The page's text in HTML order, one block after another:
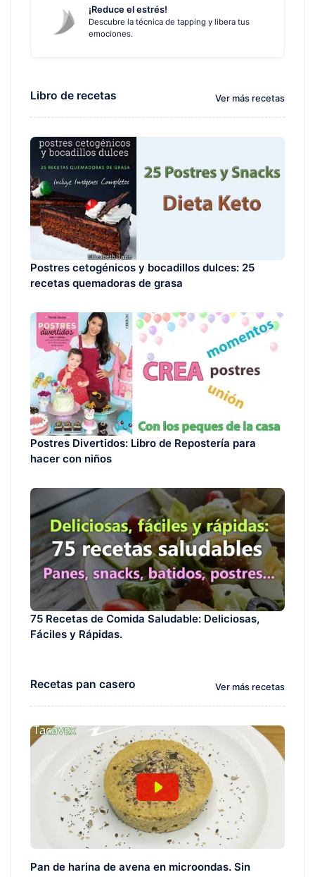
¡Reduce el estrés!
Descubre la técnica de tapping y libera tus
emociones.
Libro de recetas Ver más recetas
Postres cetogénicos y bocadillos dulces: 25
recetas quemadoras de grasa
Postres Divertidos: Libro de Repostería para
hacer con niños
75 Recetas de Comida Saludable: Deliciosas,
Fáciles y Rápidas.
Recetas pan casero Ver más recetas
Pan de harina de avena en microondas. Sin